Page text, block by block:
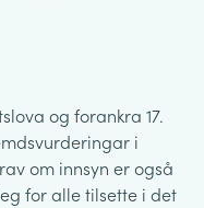
og forankra 17.
i
om innsyn er også
for alle tilsette i det